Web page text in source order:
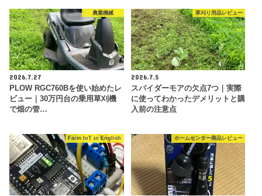
農業機械
2026.7.27
PLOW RGC760Bを使い始めたレ
ビュー｜30万円台の乗用草刈機
で畑の管…
草刈り用品レビュー
2026.7.5
スパイダーモアの欠点7つ｜実際
に使ってわかったデメリットと購
入前の注意点
Farm IoT in English ホームセンター商品レビュー